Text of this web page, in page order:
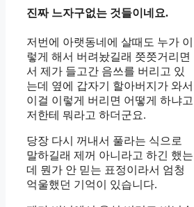
진짜 느자구없는 것들이네요.
저번에 아랫동네에 살때도 누가 이
렇게 해서 버려놨길래 쯧쯧거리면
서 제가 들고간 음쓰를 버리고 있
는데 옆에 갑자기 할아버지가 와서
이걸 이렇게 버리면 어떻게 하냐고
저한테 뭐라고 하더군요.
당장 다시 꺼내서 풀라는 식으로
말하길래 제꺼 아니라고 하긴 했는
데 뭔가 안 믿는 표정이라서 엄청
억울했던 기억이 있습니다.